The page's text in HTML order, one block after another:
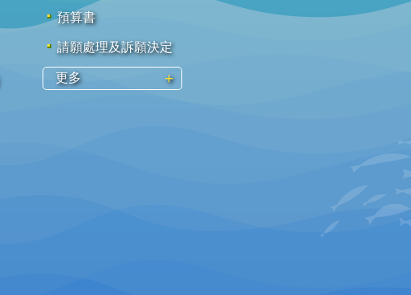
預算書
請願處理及訴願決定
更多